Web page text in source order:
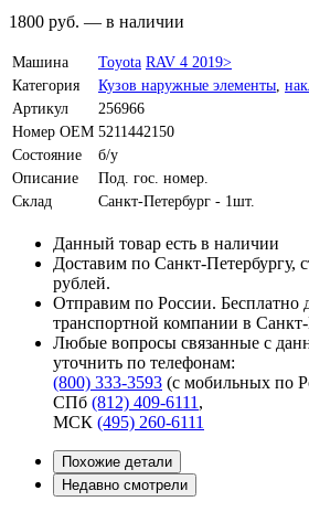
1800 руб. — в наличии
Машина Toyota RAV 4 2019>
Категория
Кузов наружные элементы
Артикул
256966
Номер OEM 5211442150
Состояние
б/у
Описание
Под. гос. номер.
Склад
Санкт-Петербург - 1шт.
Данный товар есть в наличии
Доставим по Санкт-Петербургу,
рублей.
Отправим по России. Бесплатно
транспортной компании в Санкт-
Любые вопросы связанные с
уточнить по телефонам:
(800) 333-3593 (с мобильных по
СПб (812) 409-6111 ,
МСК (495) 260-6111
Похожие детали
Недавно смотрели